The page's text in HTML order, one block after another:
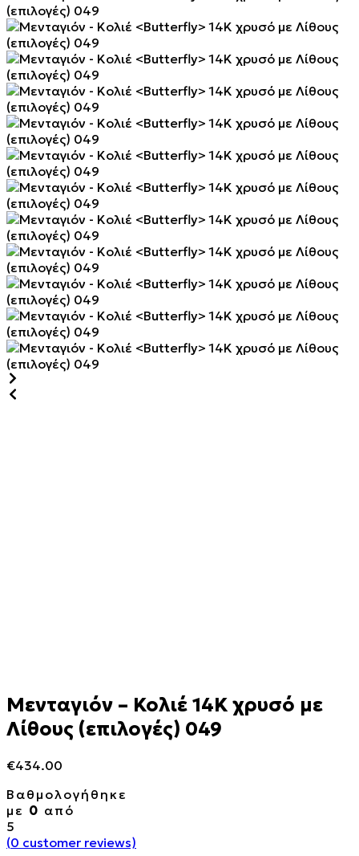
Μενταγιόν – Κολιέ 14Κ χρυσό με
Λίθους (επιλογές) 049
€434.00
Βαθμολογήθηκε
με 0 από
5
(0 customer reviews)